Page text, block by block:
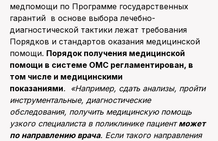
медпомощи по Программе государственных
гарантий в основе выбора лечебно-
диагностической тактики лежат требования
Порядков и стандартов оказания медицинской
помощи. Порядок получения медицинской
помощи в системе ОМС регламентирован, в
том числе и медицинскими
показаниями.
«Например, сдать анализы, пройти
инструментальные, диагностические
обследования, получить медицинскую помощь
узкого специалиста в поликлинике пациентможет
по направлению врача. Если такого направления